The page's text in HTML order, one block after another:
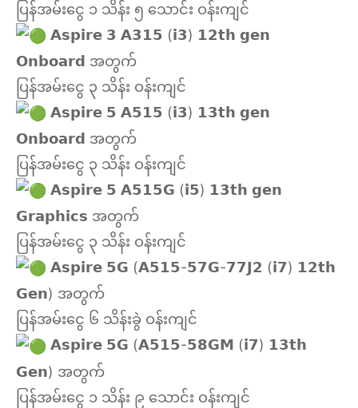
ပြန်အမ်းငွေ ၁ သိန်း ၅ သောင်း ဝန်းကျင်
𝗔𝘀𝗽𝗶𝗿𝗲 𝟯 𝗔𝟯𝟭𝟱 (𝗶𝟯) 𝟭𝟮𝘁𝗵 𝗴𝗲𝗻
𝗢𝗻𝗯𝗼𝗮𝗿𝗱 အတွက်
ပြန်အမ်းငွေ ၃ သိန်း ဝန်းကျင်
𝗔𝘀𝗽𝗶𝗿𝗲 𝟱 𝗔𝟱𝟭𝟱 (𝗶𝟯) 𝟭𝟯𝘁𝗵 𝗴𝗲𝗻
𝗢𝗻𝗯𝗼𝗮𝗿𝗱 အတွက်
ပြန်အမ်းငွေ ၃ သိန်း ဝန်းကျင်
𝗔𝘀𝗽𝗶𝗿𝗲 𝟱 𝗔𝟱𝟭𝟱𝗚 (𝗶𝟱) 𝟭𝟯𝘁𝗵 𝗴𝗲𝗻
𝗚𝗿𝗮𝗽𝗵𝗶𝗰𝘀 အတွက်
ပြန်အမ်းငွေ ၃ သိန်း ဝန်းကျင်
𝗔𝘀𝗽𝗶𝗿𝗲 𝟱𝗚 (𝗔𝟱𝟭𝟱-𝟱𝟳𝗚-𝟳𝟳𝗝𝟮 (𝗶𝟳) 𝟭𝟮𝘁𝗵
𝗚𝗲𝗻) အတွက်
ပြန်အမ်းငွေ ၆ သိန်းခွဲ ဝန်းကျင်
𝗔𝘀𝗽𝗶𝗿𝗲 𝟱𝗚 (𝗔𝟱𝟭𝟱-𝟱𝟴𝗚𝗠 (𝗶𝟳) 𝟭𝟯𝘁𝗵
𝗚𝗲𝗻) အတွက်
ပြန်အမ်းငွေ ၁ သိန်း ၉ သောင်း ဝန်းကျင်